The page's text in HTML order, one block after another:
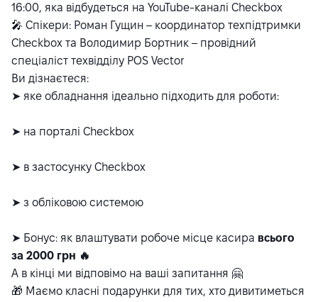
16:00, яка відбудеться на YouTube-каналі Checkbox
🎤 Спікери: Роман Гущин – координатор техпідтримки
Checkbox та Володимир Бортник – провідний
спеціаліст техвідділу POS Vector
Ви дізнаєтеся:
➤ яке обладнання ідеально підходить для роботи:
➤ на порталі Checkbox
➤ в застосунку Checkbox
➤ з обліковою системою
➤ Бонус: як влаштувати робоче місце касира всього
за 2000 грн 🔥
А в кінці ми відповімо на ваші запитання 🤗
🎁 Маємо класні подарунки для тих, хто дивитиметься